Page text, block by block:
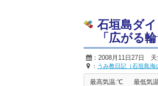
石垣島ダ
「広がる
：2008月11日27日 天
： うみ教日記（石垣島海
最高気温:℃ 最低気